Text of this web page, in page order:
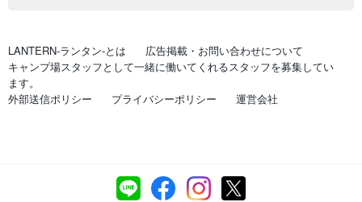
LANTERN-ランタン-とは
広告掲載・お問い合わせについて
キャンプ場スタッフとして一緒に働いてくれるスタッフを募集してい
ます。
外部送信ポリシー
プライバシーポリシー 運営会社